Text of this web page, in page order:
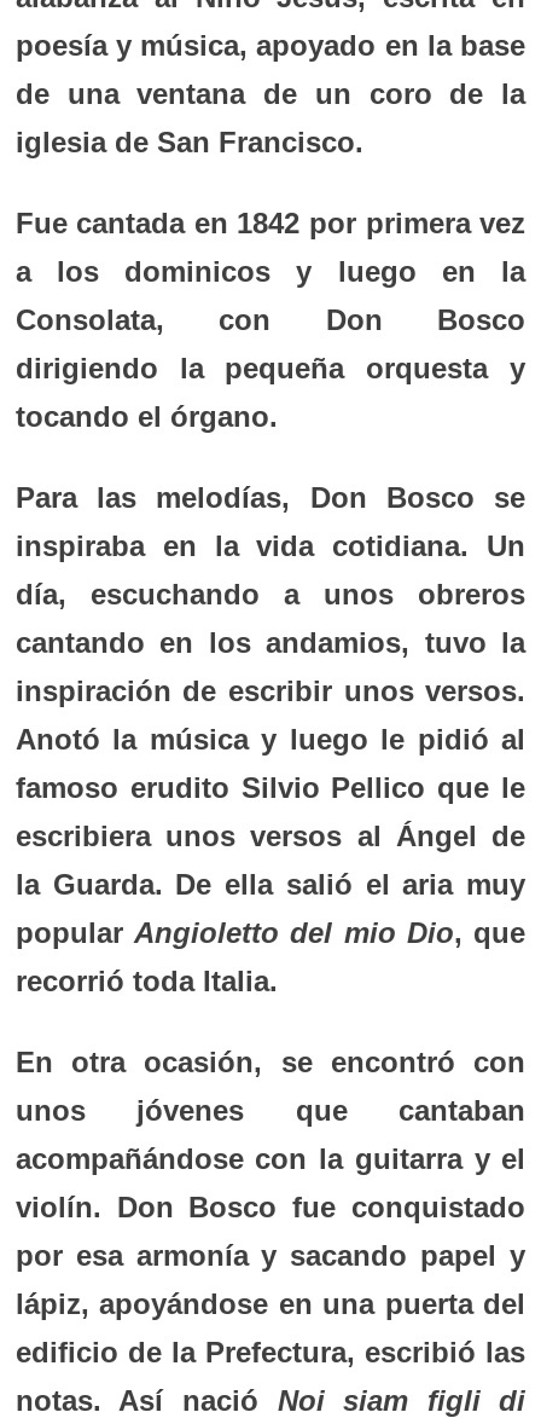
poesía y música, apoyado en la base
de una ventana de un coro de la
iglesia de San Francisco.
Fue cantada en 1842 por primera vez
a los dominicos y luego en la
Consolata, con Don Bosco
dirigiendo la pequeña orquesta y
tocando el órgano.
Para las melodías, Don Bosco se
inspiraba en la vida cotidiana. Un
día, escuchando a unos obreros
cantando en los andamios, tuvo la
inspiración de escribir unos versos.
Anotó la música y luego le pidió al
famoso erudito Silvio Pellico que le
escribiera unos versos al Ángel de
la Guarda. De ella salió el aria muy
popularAngioletto del mio Dio, que
recorrió toda Italia.
En otra ocasión, se encontró con
unos jóvenes que cantaban
acompañándose con la guitarra y el
violín. Don Bosco fue conquistado
por esa armonía y sacando papel y
lápiz, apoyándose en una puerta del
edificio de la Prefectura, escribió las
notas. Así nació Noi siam figli di